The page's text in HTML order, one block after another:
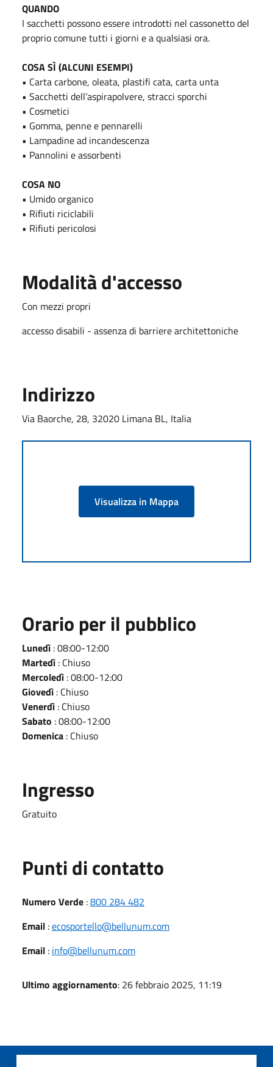
QUANDO
I sacchetti possono essere introdotti nel cassonetto del
proprio comune tutti i giorni e a qualsiasi ora.
COSA SÌ (ALCUNI ESEMPI)
• Carta carbone, oleata, plastifi cata, carta unta
• Sacchetti dell’aspirapolvere, stracci sporchi
• Cosmetici
• Gomma, penne e pennarelli
• Lampadine ad incandescenza
• Pannolini e assorbenti
COSA NO
• Umido organico
• Rifiuti riciclabili
• Rifiuti pericolosi
Modalità d'accesso
Con mezzi propri
accesso disabili - assenza di barriere architettoniche
Indirizzo
Via Baorche, 28, 32020 Limana BL, Italia
Visualizza in Mappa
Orario per il pubblico
Lunedì : 08:00-12:00
Martedì : Chiuso
Mercoledì : 08:00-12:00
Giovedì : Chiuso
Venerdì : Chiuso
Sabato : 08:00-12:00
Domenica : Chiuso
Ingresso
Gratuito
Punti di contatto
Numero Verde :800 284 482
Email :ecosportello@bellunum.com
Email : info@bellunum.com
Ultimo aggiornamento: 26 febbraio 2025, 11:19